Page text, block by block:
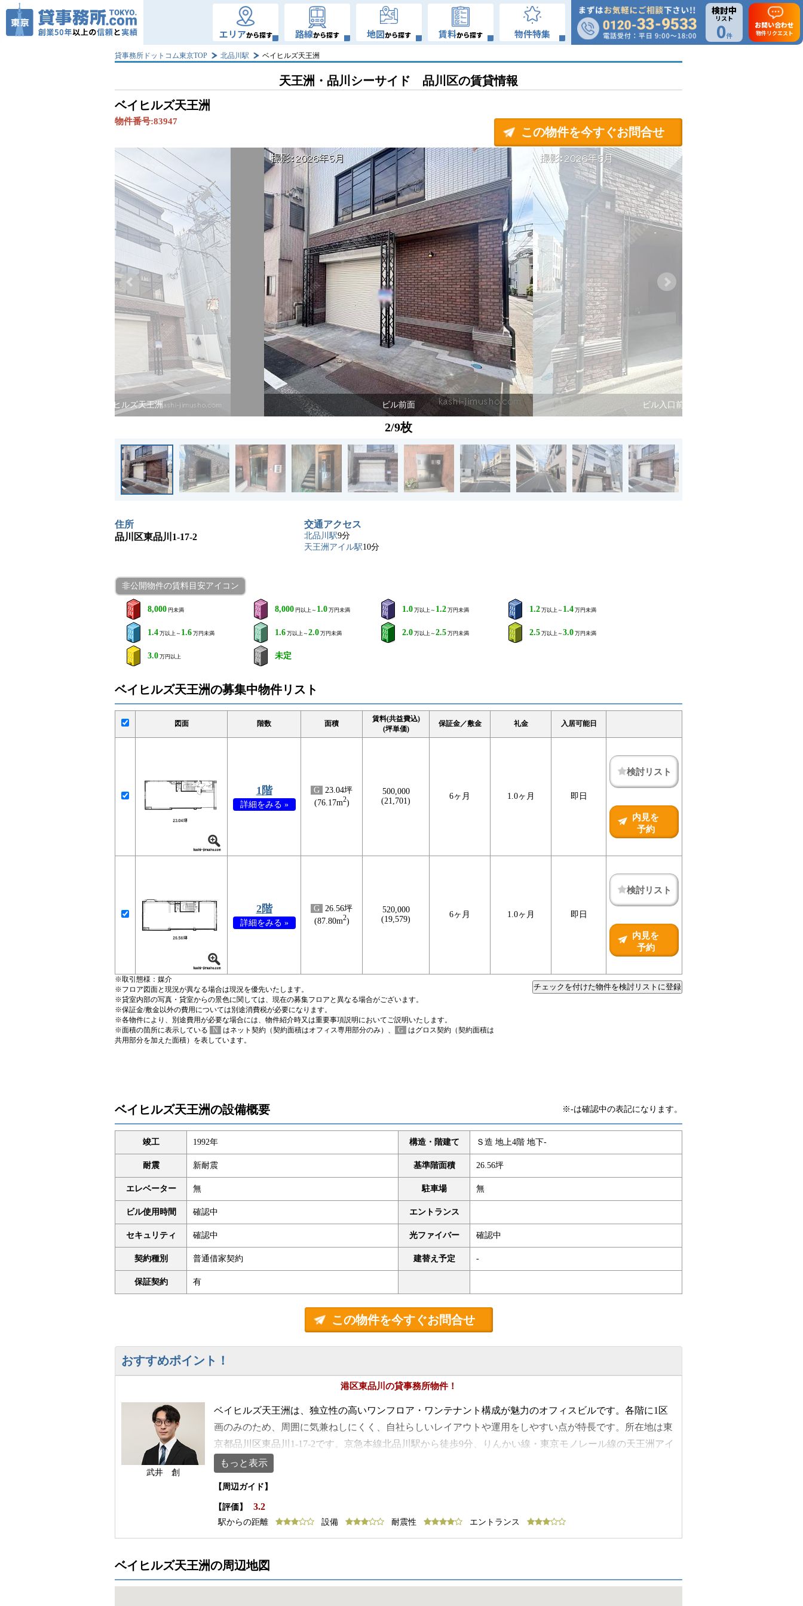
エリアから探す 路線から探す 地図から探す 賃料から探す 物件特集
検討中
リスト
0件
お問い合わせ
物件リクエスト
貸事務所ドットコム東京TOP 北品川駅 ベイヒルズ天王洲
天王洲・品川シーサイド 品川区の賃貸情報
ベイヒルズ天王洲
物件番号:83947
この物件を今すぐお問合せ
ベイヒルズ天王洲 ビル前面 ビル入口前面
2/9枚
住所
品川区東品川1-17-2
交通アクセス
北品川駅9分
天王洲アイル駅10分
非公開物件の賃料目安アイコン
8,000 円未満 8,000 円以上～ 1.0 万円未満 1.0 万以上～ 1.2 万円未満 1.2 万以上～ 1.4 万円未満
1.4 万以上～ 1.6 万円未満 1.6 万以上～ 2.0 万円未満 2.0 万以上～ 2.5 万円未満 2.5 万以上～ 3.0 万円未満
3.0 万円以上 未定
ベイヒルズ天王洲の募集中物件リスト
図面 階数 面積
賃料(共益費込)
(坪単価)
保証金／敷金 礼金 入居可能日
1階
詳細をみる »
G 23.04坪
(76.17m2)
500,000
(21,701)
6ヶ月 1.0ヶ月 即日
検討リスト
内見を
予約
2階
詳細をみる »
G 26.56坪
(87.80m2)
520,000
(19,579)
6ヶ月 1.0ヶ月 即日
検討リスト
内見を
予約
※取引態様：媒介
※フロア図面と現況が異なる場合は現況を優先いたします。
※貸室内部の写真・貸室からの景色に関しては、現在の募集フロアと異なる場合がございます。
※保証金/敷金以外の費用については別途消費税が必要になります。
※各物件により、別途費用が必要な場合には、物件紹介時又は重要事項説明においてご説明いたします。
※面積の箇所に表示している
N はネット契約（契約面積はオフィス専用部分のみ）、 G
はグロス契約（契約面積は
共用部分を加えた面積）を表しています。
チェックを付けた物件を検討リストに登録
ベイヒルズ天王洲の設備概要 ※-は確認中の表記になります。
竣工 1992年 構造・階建て Ｓ造 地上4階 地下-
耐震 新耐震 基準階面積 26.56坪
エレベーター 無 駐車場 無
ビル使用時間 確認中 エントランス
セキュリティ 確認中 光ファイバー 確認中
契約種別 普通借家契約 建替え予定 -
保証契約 有
この物件を今すぐお問合せ
おすすめポイント！
港区東品川の貸事務所物件！
武井 創
ベイヒルズ天王洲は、独立性の高いワンフロア・ワンテナント構成が魅力のオフィスビルです。各階に1区
画のみのため、周囲に気兼ねしにくく、自社らしいレイアウトや運用をしやすい点が特長です。所在地は東
京都品川区東品川1-17-2です。京急本線北品川駅から徒歩9分、りんかい線・東京モノレール線の天王洲アイ
ル駅から徒歩10分で、都心方面への移動もしやすい立地です。角地に建つため視認性も期待でき、来訪者を
い規模感のため、少人数から中規模の企業まで、落ち着いた環境で効率的にオフィスを構えやすい物件で
す。1階・2階はいずれも室内共用トイレとなっており、執務スペースを有効に使いやすい構成です。空調は
各階とも無いため、用途に応じた空間づくりを検討しやすく、シンプルなオフィス運用を求める企業に適し
洲は申し分のない選択肢といえます。
もっと表示
【周辺ガイド】
【評価】 3.2
駅からの距離 設備 耐震性 エントランス
ベイヒルズ天王洲の周辺地図